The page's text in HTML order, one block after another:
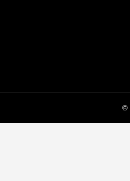
©